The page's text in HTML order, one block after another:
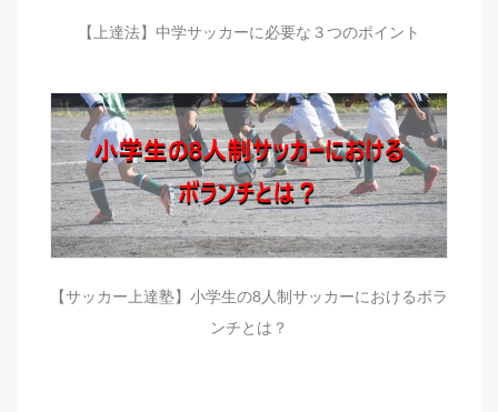
【上達法】中学サッカーに必要な３つのポイント
【サッカー上達塾】小学生の8人制サッカーにおけるボラ
ンチとは？